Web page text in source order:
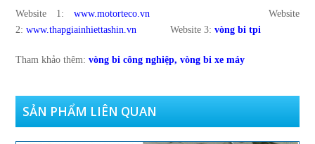
Website 1:www.motorteco.vn
Website
2:www.thapgiainhiettashin.vn Website 3:vòng bi tpi
Tham khảo thêm:vòng bi công nghiệp,vòng bi xe máy
SẢN PHẨM LIÊN QUAN